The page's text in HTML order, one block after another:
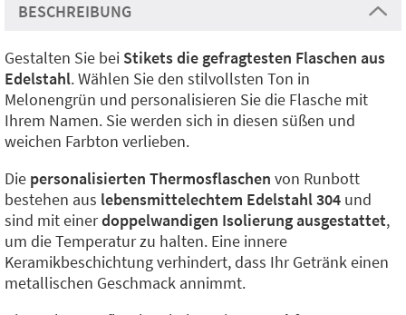
BESCHREIBUNG
Gestalten Sie bei Stikets die gefragtesten Flaschen aus
Edelstahl. Wählen Sie den stilvollsten Ton in
Melonengrün und personalisieren Sie die Flasche mit
Ihrem Namen. Sie werden sich in diesen süßen und
weichen Farbton verlieben.
Die personalisierten Thermosflaschen von Runbott
bestehen aus lebensmittelechtem Edelstahl 304 und
sind mit einerdoppelwandigen Isolierung ausgestattet,
um die Temperatur zu halten. Eine innere
Keramikbeschichtung verhindert, dass Ihr Getränk einen
metallischen Geschmack annimmt.